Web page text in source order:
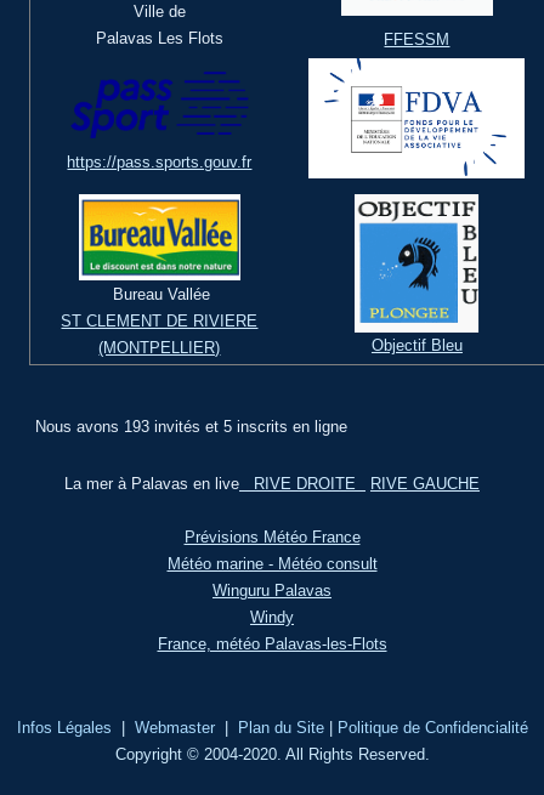
Ville de
Palavas Les Flots
FFESSM
https://pass.sports.gouv.fr
Bureau Vallée
ST CLEMENT DE RIVIERE
(MONTPELLIER)
Objectif Bleu
Nous avons 193 invités et 5 inscrits en ligne
La mer à Palavas en live RIVE DROITE RIVE GAUCHE
Prévisions Météo France
Météo marine - Météo consult
Winguru Palavas
Windy
France, météo Palavas-les-Flots
Infos Légales | Webmaster| Plan du Site| Politique de Confidencialité
Copyright © 2004-2020. All Rights Reserved.